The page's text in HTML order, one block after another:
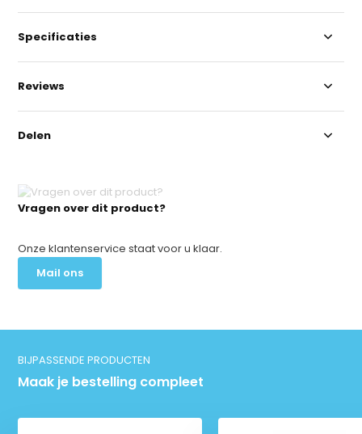
Vragen over dit product?
Onze klantenservice staat voor u klaar.
Mail ons
Specificaties
Reviews
Delen
BIJPASSENDE PRODUCTEN
Maak je bestelling compleet